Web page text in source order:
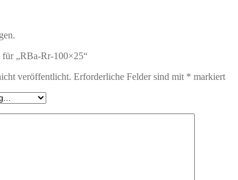
für „RBa-Rr-100×25“
veröffentlicht. Erforderliche Felder sind mit * markiert